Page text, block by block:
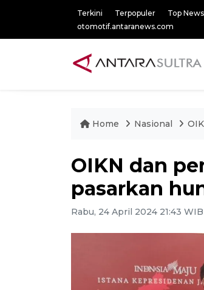
Terkini Terpopuler Top News
otomotif.antaranews.com
Home Nasional
OIKN dan
pasarkan
Rabu, 24 April 2024 21:43 WIB